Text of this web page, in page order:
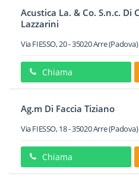
Acustica La. & Co. S.n.c. Di
Lazzarini
Via FIESSO, 20-35020Arre
Chiama
Ag.m Di Faccia Tiziano
Via FIESSO, 18-35020Arre
Chiama